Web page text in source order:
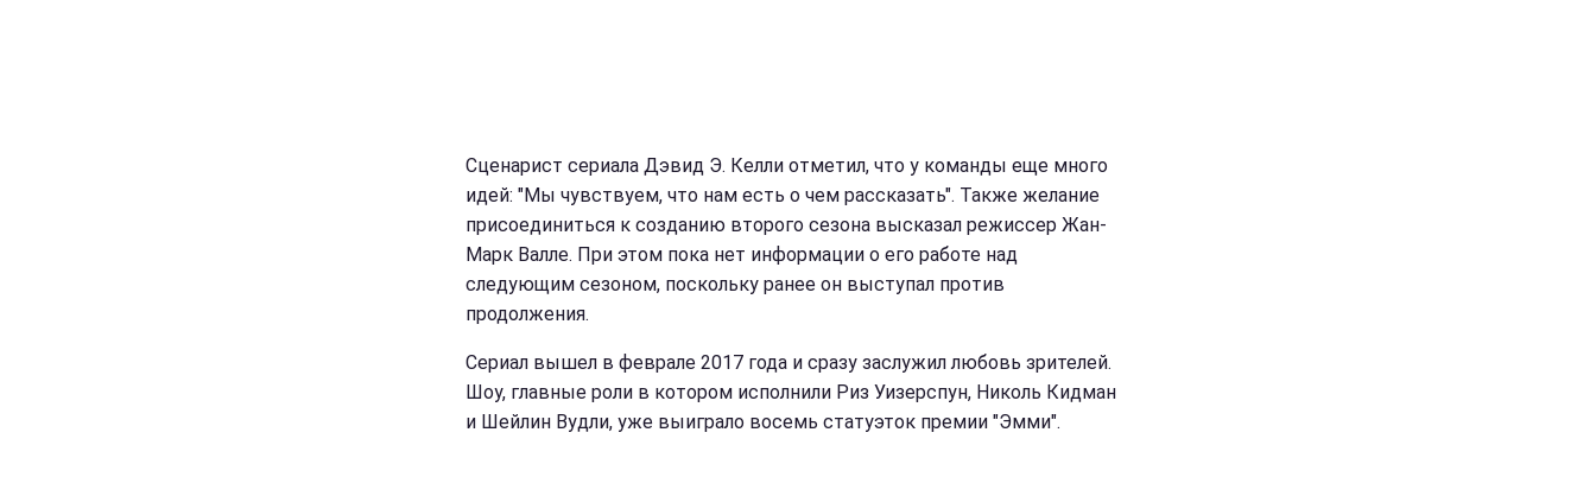
Сценарист сериала Дэвид Э. Келли отметил, что у команды еще много
идей: "Мы чувствуем, что нам есть о чем рассказать". Также желание
присоединиться к созданию второго сезона высказал режиссер Жан-
Марк Валле. При этом пока нет информации о его работе над
следующим сезоном, поскольку ранее он выступал против
продолжения.
Сериал вышел в феврале 2017 года и сразу заслужил любовь зрителей.
Шоу, главные роли в котором исполнили Риз Уизерспун, Николь Кидман
и Шейлин Вудли, уже выиграло восемь статуэток премии "Эмми".